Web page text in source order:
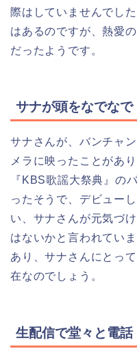
際はしていませんでし
はあるのですが、熱愛
だったようです。
サナが頭をなでなで
サナさんが、バンチャ
メラに映ったことがあ
『KBS歌謡大祭典』の
ったそうで、デビュー
い、サナさんが元気づ
はないかと言われてい
あり、サナさんにとっ
在なのでしょう。
生配信で堂々と電話